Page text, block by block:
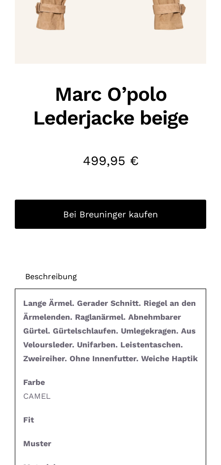
Marc O’polo
Lederjacke beige
499,95 €
Bei Breuninger kaufen
Beschreibung
Lange Ärmel. Gerader Schnitt. Riegel an den
Ärmelenden. Raglanärmel. Abnehmbarer
Gürtel. Gürtelschlaufen. Umlegekragen. Aus
Veloursleder. Unifarben. Leistentaschen.
Zweireiher. Ohne Innenfutter. Weiche Haptik
Farbe
CAMEL
Fit
Muster